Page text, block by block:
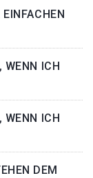
WENN ICH
WENN ICH
DEM